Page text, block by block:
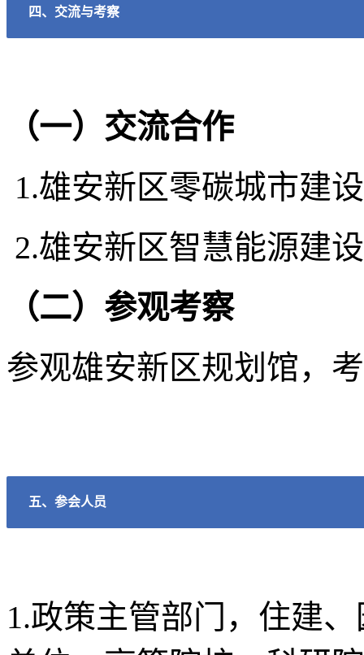
四、交流与考察
（一）交流合作
1.雄安新区零碳城市建
2.雄安新区智慧能源建
（二）参观考察
参观雄安新区规划馆，
五、参会人员
1.政策主管部门，住建